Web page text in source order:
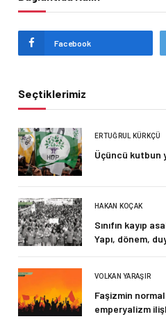
Facebook
Seçtiklerimiz
ERTUĞRUL KÜRKÇÜ
Üçüncü kutbun
HAKAN KOÇAK
Sınıfın kayıp
Yapı, dönem,
VOLKAN YARAŞIR
Faşizmin
emperyalizm